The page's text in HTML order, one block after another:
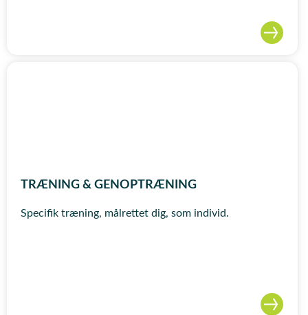
TRÆNING & GENOPTRÆNING
Specifik træning, målrettet dig, som individ.